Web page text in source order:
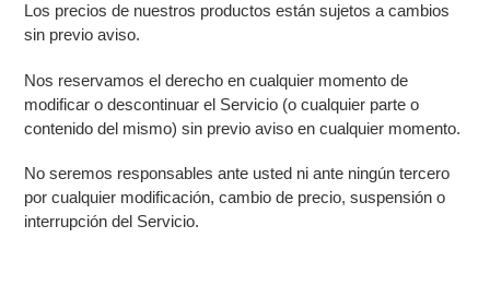
Los precios de nuestros productos están sujetos a cambios
sin previo aviso.
Nos reservamos el derecho en cualquier momento de
modificar o descontinuar el Servicio (o cualquier parte o
contenido del mismo) sin previo aviso en cualquier momento.
No seremos responsables ante usted ni ante ningún tercero
por cualquier modificación, cambio de precio, suspensión o
interrupción del Servicio.